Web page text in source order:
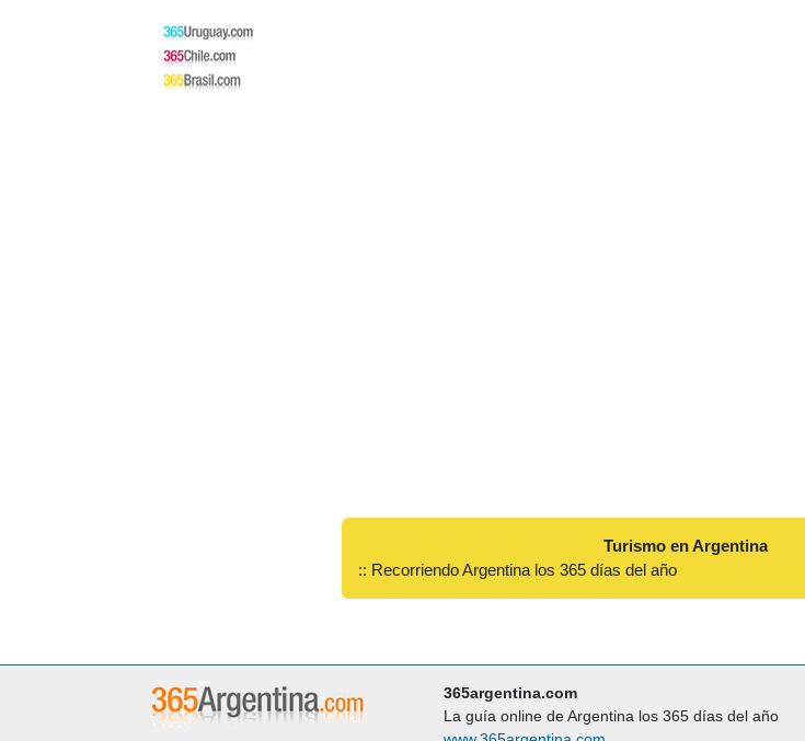
Turismo en Argentina
:: Recorriendo Argentina los 365 días del año
365argentina.com
La guía online de Argentina los 365 días del año